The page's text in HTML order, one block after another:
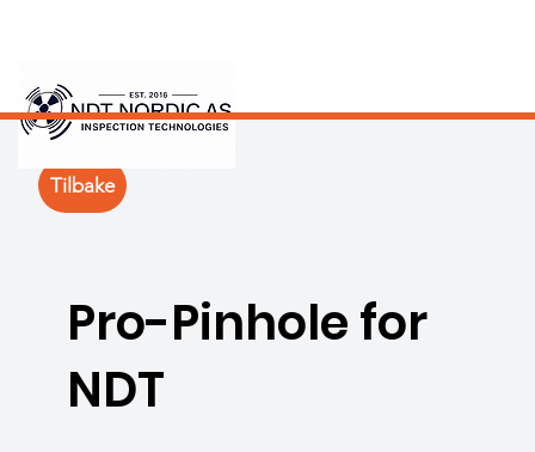
Pro-Pinhole for
NDT
Tilbake